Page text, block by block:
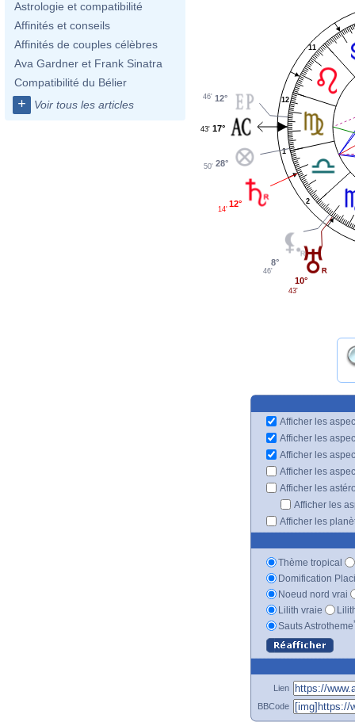
Astrologie et compatibilité
Affinités et conseils
Affinités de couples célèbres
Ava Gardner et Frank Sinatra
Compatibilité du Bélier
+ Voir tous les articles
1
2
11
12
12°
46'
17°
43'
28°
50'
12°
14'
8°
46'
10°
43'
Afficher les
Afficher les
Afficher les
Afficher les
Afficher les
Afficher les
Afficher les
Thème tropical
Domification
Noeud nord vrai
Lilith vraie
Sauts Astrotheme
Lien
BBCode